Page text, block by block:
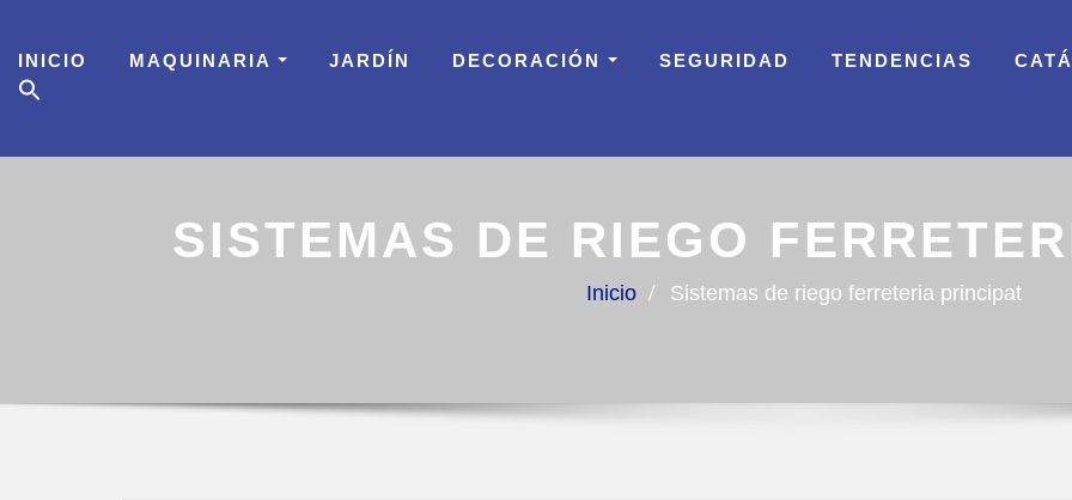
content
INICIO MAQUINARIA JARDÍN DECORACIÓN SEGURIDAD TENDENCIAS
SISTEMAS DE RIEGO
Inicio Sistemas de riego ferreteria principat